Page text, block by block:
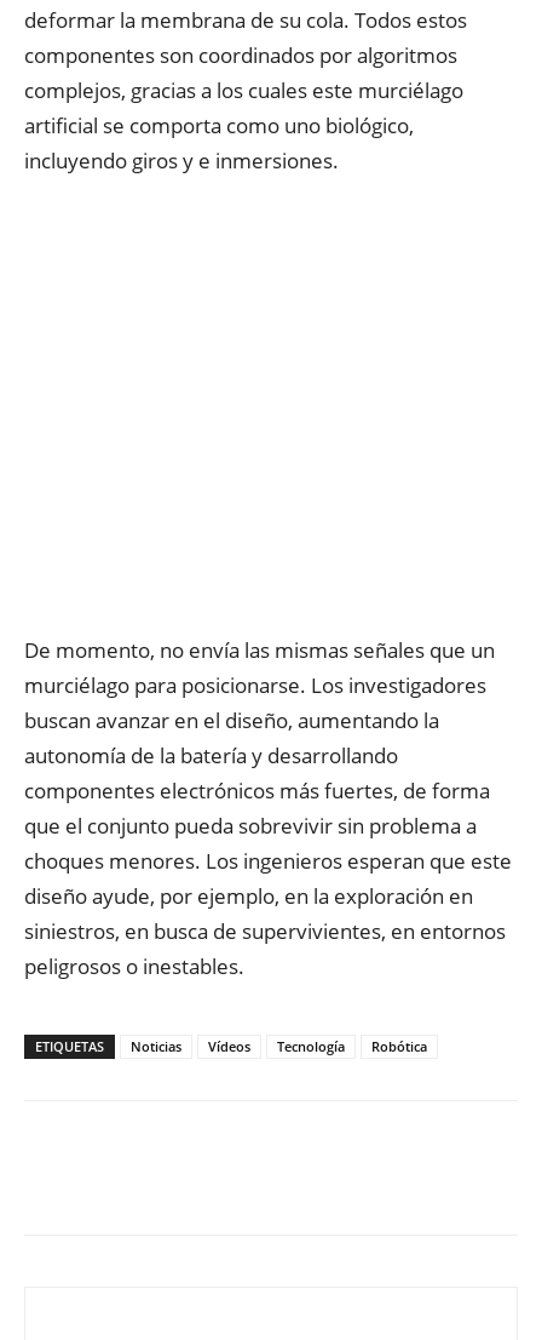
deformar la membrana de su cola. Todos estos
componentes son coordinados por algoritmos
complejos, gracias a los cuales este murciélago
artificial se comporta como uno biológico,
incluyendo giros y e inmersiones.
De momento, no envía las mismas señales que un
murciélago para posicionarse. Los investigadores
buscan avanzar en el diseño, aumentando la
autonomía de la batería y desarrollando
componentes electrónicos más fuertes, de forma
que el conjunto pueda sobrevivir sin problema a
choques menores. Los ingenieros esperan que este
diseño ayude, por ejemplo, en la exploración en
siniestros, en busca de supervivientes, en entornos
peligrosos o inestables.
ETIQUETAS Noticias Vídeos Tecnología Robótica